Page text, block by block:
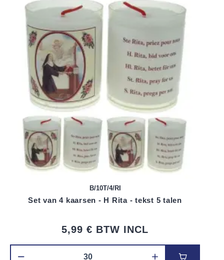
B/10T/4/RI
Set van 4 kaarsen - H Rita - tekst 5 talen
5,99 € BTW INCL